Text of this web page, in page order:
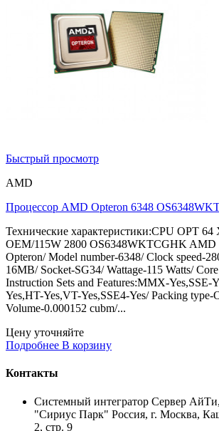
Быстрый просмотр
AMD
Процессор AMD Opteron 6348
Технические характеристики:CPU OPT 64
OEM/115W 2800 OS6348WKTCGHK AMD
Opteron/ Model number-6348/ Clock speed-
16MB/ Socket-SG34/ Wattage-115 Watts/
Instruction Sets and Features:MMX-Yes,SSE-
Yes,HT-Yes,VT-Yes,SSE4-Yes/ Packing
Volume-0.000152 cubm/...
Цену уточняйте
Подробнее В корзину
Контакты
Системный интегратор Сервер
"Сириус Парк" Россия, г. Москва,
2, стр. 9